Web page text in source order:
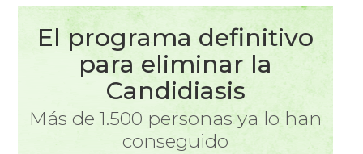
El programa definitivo
para eliminar la
Candidiasis
Más de 1.500 personas ya lo han
conseguido